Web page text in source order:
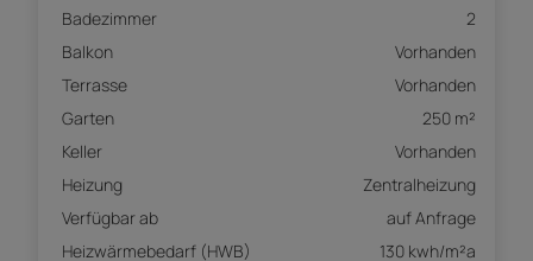
Badezimmer
2
Balkon
Vorhanden
Terrasse
Vorhanden
Garten
250 m²
Keller
Vorhanden
Heizung
Zentralheizung
Verfügbar ab
auf Anfrage
Heizwärmebedarf (HWB)
130 kwh/m²a